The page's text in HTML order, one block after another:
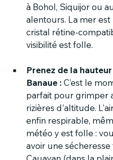
à Bohol, Siquijor ou
alentours. La mer est
cristal rétine-
visibilité est folle.
Prenez de la hauteur
Banaue : C’est le
parfait pour grimper
rizières d'altitude.
enfin respirable,
météo y est folle :
avoir une sécheresse